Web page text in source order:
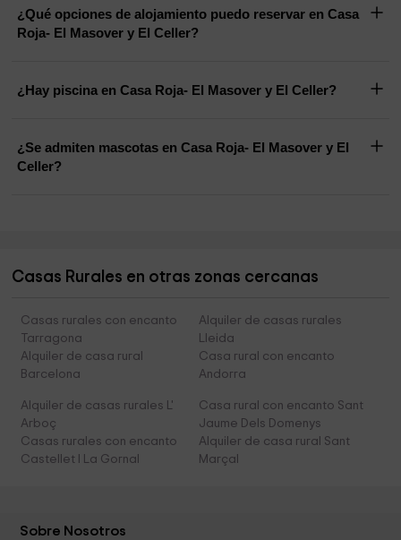
¿Qué opciones de alojamiento puedo reservar en Casa
Roja- El Masover y El Celler?
¿Hay piscina en Casa Roja- El Masover y El Celler?
¿Se admiten mascotas en Casa Roja- El Masover y El
Celler?
Casas Rurales en otras zonas cercanas
Casas rurales con encanto
Tarragona
Alquiler de casas rurales
Lleida
Alquiler de casa rural
Barcelona
Casa rural con encanto
Andorra
Alquiler de casas rurales L'
Arboç
Casa rural con encanto Sant
Jaume Dels Domenys
Casas rurales con encanto
Castellet I La Gornal
Alquiler de casa rural Sant
Marçal
Sobre Nosotros